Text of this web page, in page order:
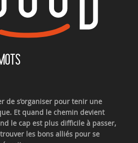
de s’organiser pour tenir une
Et quand le chemin devient
le cap est plus difficile à passer,
les bons alliés pour se